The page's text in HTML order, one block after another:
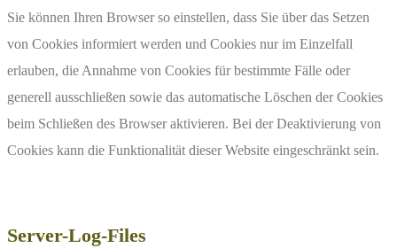
Sie können Ihren Browser so einstellen, dass Sie über das Setzen
von Cookies informiert werden und Cookies nur im Einzelfall
erlauben, die Annahme von Cookies für bestimmte Fälle oder
generell ausschließen sowie das automatische Löschen der Cookies
beim Schließen des Browser aktivieren. Bei der Deaktivierung von
Cookies kann die Funktionalität dieser Website eingeschränkt sein.
Server-Log-Files